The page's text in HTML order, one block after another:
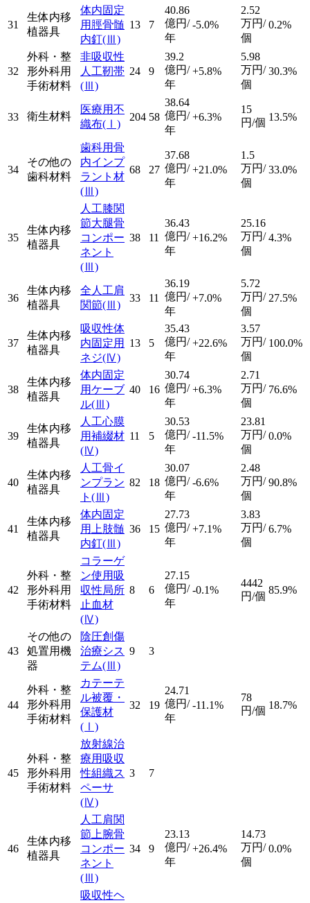
31
生体内移
植器具
体内固定
用脛骨髄
内釘(Ⅲ)
13 7
40.86
億円/
年
-5.0%
2.52
万円/
個
0.2%
32
外科・整
形外科用
手術材料
非吸収性
人工靭帯
(Ⅲ)
24 9
39.2
億円/
年
+5.8%
5.98
万円/
個
30.3%
33 衛生材料
医療用不
織布(Ⅰ)
204 58
38.64
億円/
年
+6.3%
15
円/個 13.5%
34
その他の
歯科材料
歯科用骨
内インプ
ラント材
(Ⅲ)
68 27
37.68
億円/
年
+21.0%
1.5
万円/
個
33.0%
35
生体内移
植器具
人工膝関
節大腿骨
コンポー
ネント
(Ⅲ)
38 11
36.43
億円/
年
+16.2%
25.16
万円/
個
4.3%
36
生体内移
植器具
全人工肩
関節(Ⅲ)
33 11
36.19
億円/
年
+7.0%
5.72
万円/
個
27.5%
37
生体内移
植器具
吸収性体
内固定用
ネジ(Ⅳ)
13 5
35.43
億円/
年
+22.6%
3.57
万円/
個
100.0%
38
生体内移
植器具
体内固定
用ケーブ
ル(Ⅲ)
40 16
30.74
億円/
年
+6.3%
2.71
万円/
個
76.6%
39
生体内移
植器具
人工心膜
用補綴材
(Ⅳ)
11 5
30.53
億円/
年
-11.5%
23.81
万円/
個
0.0%
40
生体内移
植器具
人工骨イ
ンプラン
ト (Ⅲ)
82 18
30.07
億円/
年
-6.6%
2.48
万円/
個
90.8%
41
生体内移
植器具
体内固定
用上肢髄
内釘(Ⅲ)
36 15
27.73
億円/
年
+7.1%
3.83
万円/
個
6.7%
42
外科・整
形外科用
手術材料
コラーゲ
ン使用吸
収性局所
止血材
(Ⅳ)
8 6
27.15
億円/
年
-0.1%
4442
円/個
85.9%
43
その他の
処置用機
器
陰圧創傷
治療シス
テム(Ⅲ)
9 3
44
外科・整
形外科用
手術材料
カテーテ
ル被覆・
保護材
(Ⅰ)
32 19
24.71
億円/
年
-11.1%
78
円/個 18.7%
45
外科・整
形外科用
手術材料
放射線治
療用吸収
性組織ス
ペーサ
(Ⅳ)
3 7
46
生体内移
植器具
人工肩関
節上腕骨
コンポー
ネント
(Ⅲ)
34 9
23.13
億円/
年
+26.4%
14.73
万円/
個
0.0%
吸収性ヘ